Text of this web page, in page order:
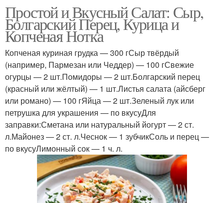
Простой и Вкусный Салат: Сыр,
Болгарский Перец, Курица и
Копченая Нотка
Копченая куриная грудка — 300 гСыр твёрдый
(например, Пармезан или Чеддер) — 100 гСвежие
огурцы — 2 шт.Помидоры — 2 шт.Болгарский перец
(красный или жёлтый) — 1 шт.Листья салата (айсберг
или романо) — 100 гЯйца — 2 шт.Зеленый лук или
петрушка для украшения — по вкусуДля
заправки:Сметана или натуральный йогурт — 2 ст.
л.Майонез — 2 ст. л.Чеснок — 1 зубчикСоль и перец —
по вкусуЛимонный сок — 1 ч. л.